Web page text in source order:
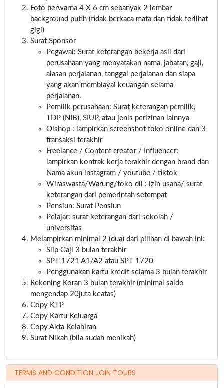
Foto berwarna 4 X 6 cm sebanyak 2 lembar
background putih (tidak berkaca mata dan tidak terlihat
gigi)
Surat Sponsor
Pegawai: Surat keterangan bekerja asli dari
perusahaan yang menyatakan nama, jabatan, gaji,
alasan perjalanan, tanggal perjalanan dan siapa
yang akan membiayai keuangan selama
perjalanan.
Pemilik perusahaan: Surat keterangan pemilik,
TDP (NIB), SIUP, atau jenis perizinan lainnya
Olshop : lampirkan screenshot toko online dan 3
transaksi terakhir
Freelance / Content creator / Influencer:
lampirkan kontrak kerja terakhir dengan brand dan
Nama akun instagram / youtube / tiktok
Wiraswasta/Warung/toko dll : izin usaha/ surat
keterangan dari pemerintah setempat
Pensiun: Surat Pensiun
Pelajar: surat keterangan dari sekolah /
universitas
Melampirkan minimal 2 (dua) dari pilihan di bawah ini:
Slip Gaji 3 bulan terakhir
SPT 1721 A1/A2 atau SPT 1720
Penggunakan kartu kredit selama 3 bulan terakhir
Rekening Koran 3 bulan terakhir (minimal saldo
mengendap 20juta keatas)
Copy KTP
Copy Kartu Keluarga
Copy Akta Kelahiran
Surat Nikah (bila sudah menikah)
TERMS AND CONDITION JOIN TOURS